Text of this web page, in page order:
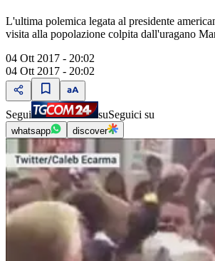
L'ultima polemica legata al presidente
visita alla popolazione colpita dall'uragano
04 Ott 2017 - 20:02
04 Ott 2017 - 20:02
Segui suSeguici su
whatsapp discover